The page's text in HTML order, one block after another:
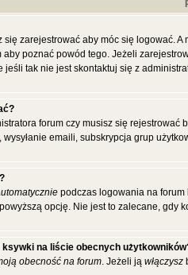
zarejestrować aby móc się logować.
poznać powód tego. Jeżeli
jeśli tak nie jest skontaktuj się z
forum czy musisz się
wysyłanie emaili, subskrypcja grup
podczas logowania na
opcję. Nie jest to zalecane,
na liście obecnych
obecność na forum. Jeżeli ją włączysz